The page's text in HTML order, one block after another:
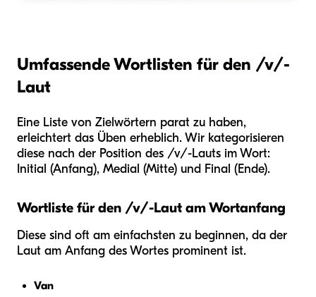
Umfassende Wortlisten für den /v/-
Laut
Eine Liste von Zielwörtern parat zu haben,
erleichtert das Üben erheblich. Wir kategorisieren
diese nach der Position des /v/-Lauts im Wort:
Initial (Anfang), Medial (Mitte) und Final (Ende).
Wortliste für den /v/-Laut am Wortanfang
Diese sind oft am einfachsten zu beginnen, da der
Laut am Anfang des Wortes prominent ist.
Van